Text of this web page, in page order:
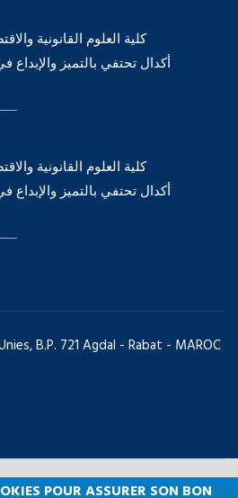
كلية العلوم القانونية
أكدال تحتفي بالتميز والإبداع
كلية العلوم القانونية
أكدال تحتفي بالتميز والإبداع
B.P. 721 Agdal - Rabat - MAROC
POUR ASSURER SON BON